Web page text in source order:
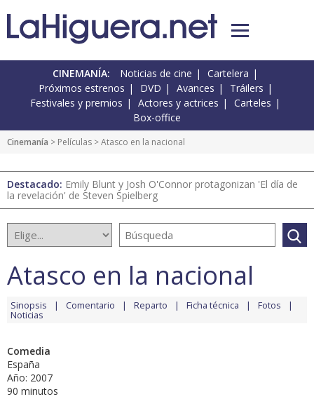
CINEMANÍA: Noticias de cine
Cartelera
Próximos estrenos
DVD Avances
Tráilers
Festivales y premios
Actores y actrices
Carteles
Box-office
Cinemanía > Películas > Atasco en la nacional
Destacado: Emily Blunt y Josh O'Connor protagonizan 'El día de
la revelación' de Steven Spielberg
Atasco en la nacional
Sinopsis Comentario Reparto Ficha técnica Fotos
Noticias
Comedia
España
Año: 2007
90 minutos